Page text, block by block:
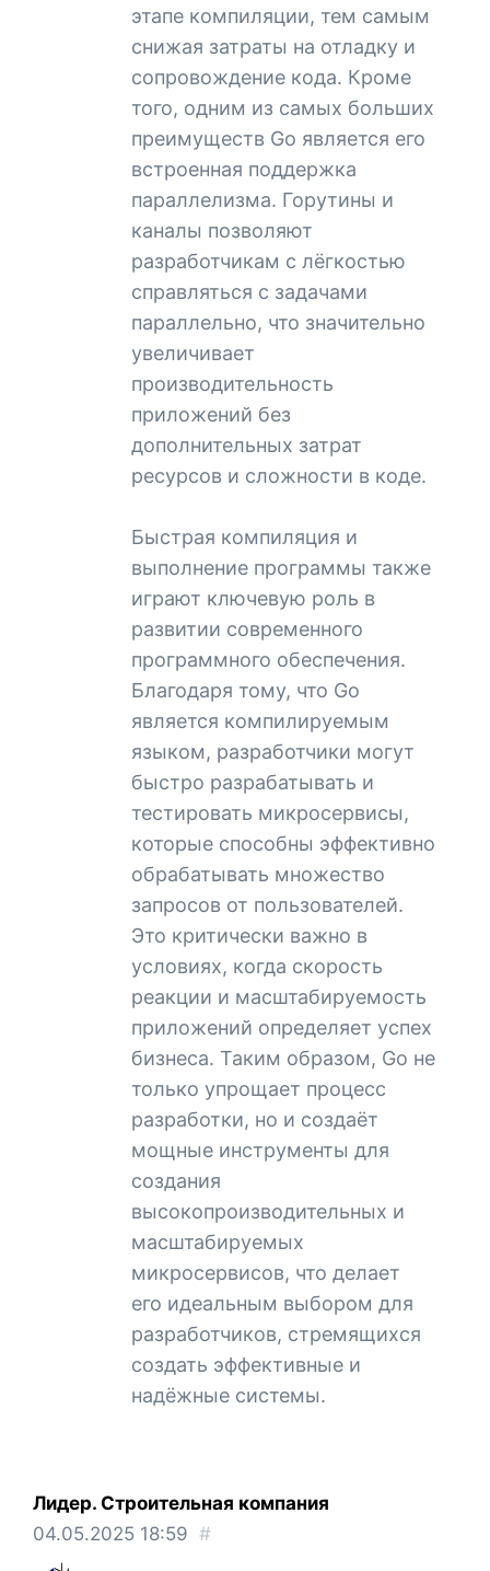
этапе компиляции, тем самым
снижая затраты на отладку и
сопровождение кода. Кроме
того, одним из самых больших
преимуществ Go является его
встроенная поддержка
параллелизма. Горутины и
каналы позволяют
разработчикам с лёгкостью
справляться с задачами
параллельно, что значительно
увеличивает
производительность
приложений без
дополнительных затрат
ресурсов и сложности в коде.
Быстрая компиляция и
выполнение программы также
играют ключевую роль в
развитии современного
программного обеспечения.
Благодаря тому, что Go
является компилируемым
языком, разработчики могут
быстро разрабатывать и
тестировать микросервисы,
которые способны эффективно
обрабатывать множество
запросов от пользователей.
Это критически важно в
условиях, когда скорость
реакции и масштабируемость
приложений определяет успех
бизнеса. Таким образом, Go не
только упрощает процесс
разработки, но и создаёт
мощные инструменты для
создания
высокопроизводительных и
масштабируемых
микросервисов, что делает
его идеальным выбором для
разработчиков, стремящихся
создать эффективные и
надёжные системы.
Лидер. Строительная компания
04.05.2025 18:59 #